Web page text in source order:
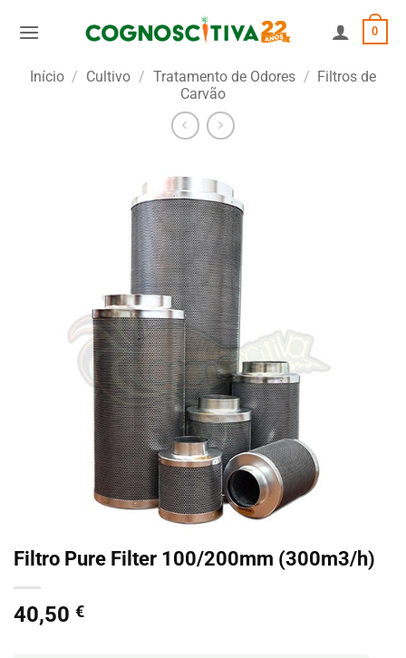
0
Início / Cultivo / Tratamento de Odores / Filtros de
Carvão
Filtro Pure Filter 100/200mm (300m3/h)
40,50 €